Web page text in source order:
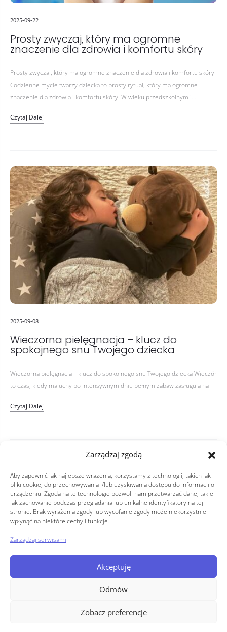
Zarządzaj zgodą
Aby zapewnić jak najlepsze wrażenia, korzystamy z technologii, takich jak
pliki cookie, do przechowywania i/lub uzyskiwania dostępu do informacji o
urządzeniu. Zgoda na te technologie pozwoli nam przetwarzać dane, takie
jak zachowanie podczas przeglądania lub unikalne identyfikatory na tej
stronie. Brak wyrażenia zgody lub wycofanie zgody może niekorzystnie
wpłynąć na niektóre cechy i funkcje.
Zarządzaj serwisami
Akceptuję
Odmów
Zobacz preferencje
2025-09-22
Prosty zwyczaj, który ma ogromne
znaczenie dla zdrowia i komfortu skóry
Prosty zwyczaj, który ma ogromne znaczenie dla zdrowia i komfortu skóry
Codzienne mycie twarzy dziecka to prosty rytuał, który ma ogromne
znaczenie dla zdrowia i komfortu skóry. W wieku przedszkolnym i…
Czytaj Dalej
2025-09-08
Wieczorna pielęgnacja – klucz do
spokojnego snu Twojego dziecka
Wieczorna pielęgnacja – klucz do spokojnego snu Twojego dziecka Wieczór
to czas, kiedy maluchy po intensywnym dniu pełnym zabaw zasługują na
Czytaj Dalej
Copyright © 2026
Polityka prywatności
Polityka plików cookies (EU)